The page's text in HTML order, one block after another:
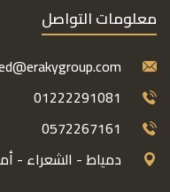
معلومات التواصل
01222291081
0572267161
دمياط - الشعراء -